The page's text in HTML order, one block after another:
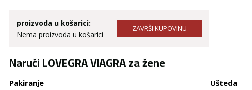
proizvoda u košarici:
Nema proizvoda u košarici
Naruči LOVEGRA VIAGRA za žene
Pakiranje Ušteda